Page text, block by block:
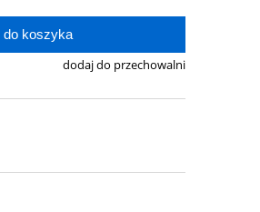
do koszyka
dodaj do przechowalni